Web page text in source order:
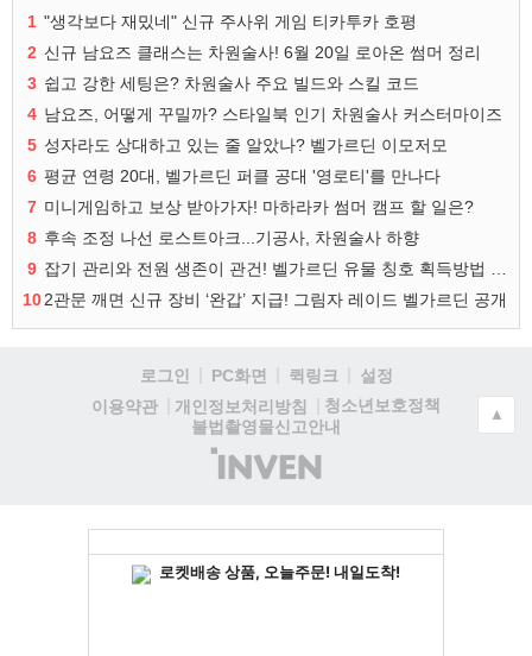
1 "생각보다 재밌네" 신규 주사위 게임 티카투카 호평
2 신규 남요즈 클래스는 차원술사! 6월 20일 로아온 썸머 정리
3 쉽고 강한 세팅은? 차원술사 주요 빌드와 스킬 코드
4 남요즈, 어떻게 꾸밀까? 스타일북 인기 차원술사 커스터마이즈
5 성자라도 상대하고 있는 줄 알았나? 벨가르딘 이모저모
6 평균 연령 20대, 벨가르딘 퍼클 공대 '영로티'를 만나다
7 미니게임하고 보상 받아가자! 마하라카 썸머 캠프 할 일은?
8 후속 조정 나선 로스트아크...기공사, 차원술사 하향
9
102관문 깨면 신규 장비 ‘완갑’ 지급! 그림자 레이드 벨가르딘 공개
로그인 PC화면 퀵링크
설정
이용약관
개인정보처리방침
청소년보호정책
불법촬영물신고안내
(주)
인
▲